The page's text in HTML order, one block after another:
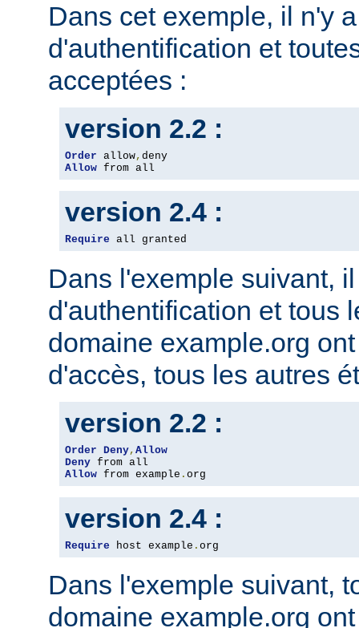
Dans cet exemple, il n'y
d'authentification et
acceptées :
version 2.2 :
Order allow,
Allow from all
version 2.4 :
Require all granted
Dans l'exemple suivant,
d'authentification et tous
domaine example.org
d'accès, tous les autres
version 2.2 :
Order Deny, Allow
Deny
Allow from example . org
version 2.4 :
Require host example . org
Dans l'exemple suivant,
domaine example.org